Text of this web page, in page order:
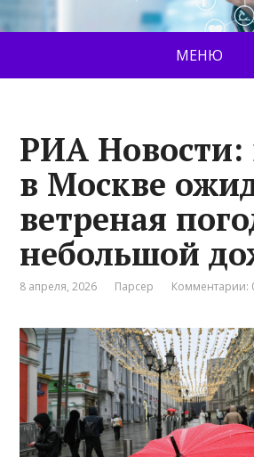
МЕНЮ
РИА Новости:
в Москве
ветреная
небольшой
8 апреля, 2026 Парсер Комментарии: